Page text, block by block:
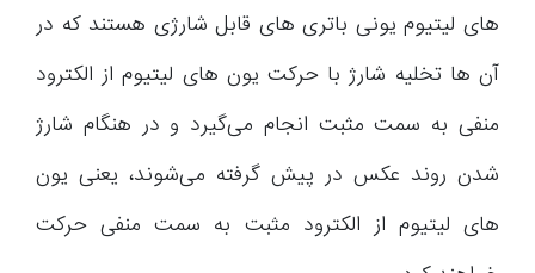
های لیتیوم یونی باتری های قابل شارژی هستند که در
آن ها تخلیه شارژ با حرکت یون های لیتیوم از الکترود
منفی به سمت مثبت انجام می‌گیرد و در هنگام شارژ
شدن روند عکس در پیش گرفته می‌شوند، یعنی یون
های لیتیوم از الکترود مثبت به سمت منفی حرکت